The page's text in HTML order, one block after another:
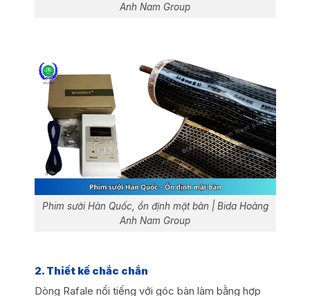
Anh Nam Group
Phim sưởi Hàn Quốc, ổn định mặt bàn | Bida Hoàng
Anh Nam Group
2. Thiết kế chắc chắn
Dòng Rafale nổi tiếng với góc bàn làm bằng hợp